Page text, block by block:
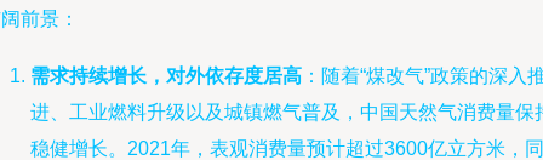
前景：
需求持续增长，对外依存度居高 ：随着“煤改气”政策的深入
进、工业燃料升级以及城镇燃气普及，中国天然气消费量保
稳健增长。2021年，表观消费量预计超过3600亿立方米，同